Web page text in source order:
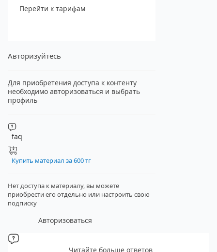
Перейти к тарифам
Авторизуйтесь
Для приобретения доступа к контенту
необходимо авторизоваться и выбрать
профиль
faq
Купить материал за 600 тг
Нет доступа к материалу, вы можете
приобрести его отдельно или настроить свою
подписку
Авторизоваться
Читайте больше ответов